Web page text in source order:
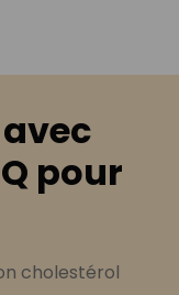
pour
cholestérol